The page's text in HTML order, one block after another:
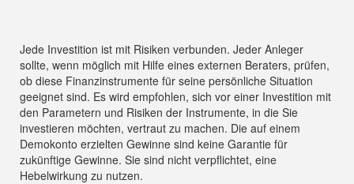
Jede Investition ist mit Risiken verbunden. Jeder Anleger
sollte, wenn möglich mit Hilfe eines externen Beraters, prüfen,
ob diese Finanzinstrumente für seine persönliche Situation
geeignet sind. Es wird empfohlen, sich vor einer Investition mit
den Parametern und Risiken der Instrumente, in die Sie
investieren möchten, vertraut zu machen. Die auf einem
Demokonto erzielten Gewinne sind keine Garantie für
zukünftige Gewinne. Sie sind nicht verpflichtet, eine
Hebelwirkung zu nutzen.